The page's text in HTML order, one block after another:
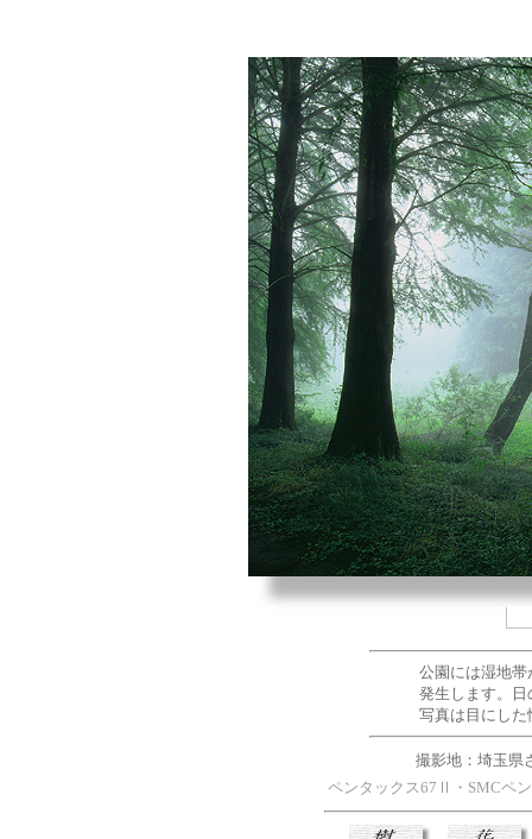
公園には湿地
発生します。
写真は目にし
撮影地：埼玉県
ペンタックス67Ⅱ・SMCペ